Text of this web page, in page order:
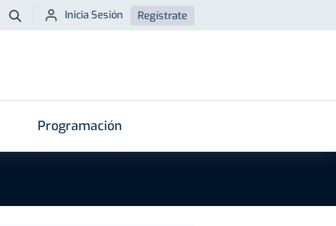
Buscar
Inicia Sesión Regístrate
Programación